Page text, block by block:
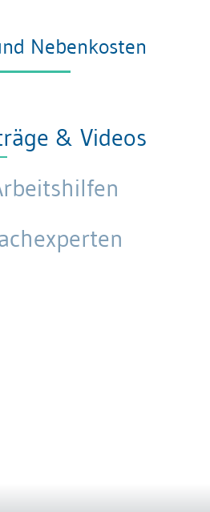
Nebenkosten
& Videos